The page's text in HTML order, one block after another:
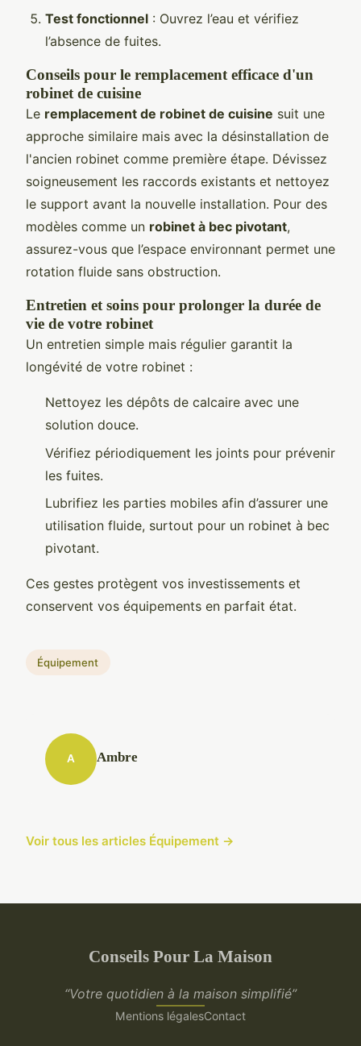
Test fonctionnel : Ouvrez l’eau et vérifiez
l’absence de fuites.
Conseils pour le remplacement efficace d'un
robinet de cuisine
Le remplacement de robinet de cuisine suit une
approche similaire mais avec la désinstallation de
l'ancien robinet comme première étape. Dévissez
soigneusement les raccords existants et nettoyez
le support avant la nouvelle installation. Pour des
modèles comme un robinet à bec pivotant,
assurez-vous que l’espace environnant permet une
rotation fluide sans obstruction.
Entretien et soins pour prolonger la durée de
vie de votre robinet
Un entretien simple mais régulier garantit la
longévité de votre robinet :
Nettoyez les dépôts de calcaire avec une
solution douce.
Vérifiez périodiquement les joints pour prévenir
les fuites.
Lubrifiez les parties mobiles afin d’assurer une
utilisation fluide, surtout pour un robinet à bec
pivotant.
Ces gestes protègent vos investissements et
conservent vos équipements en parfait état.
Équipement
A Ambre
Voir tous les articles Équipement →
Conseils Pour La Maison
“Votre quotidien à la maison simplifié”
Mentions légalesContact